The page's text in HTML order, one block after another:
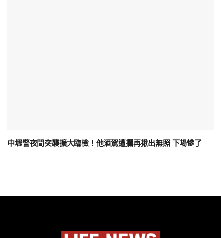
中壢警夜間突襲擴大臨檢！他酒駕遭攔再揪出無照 下場慘了